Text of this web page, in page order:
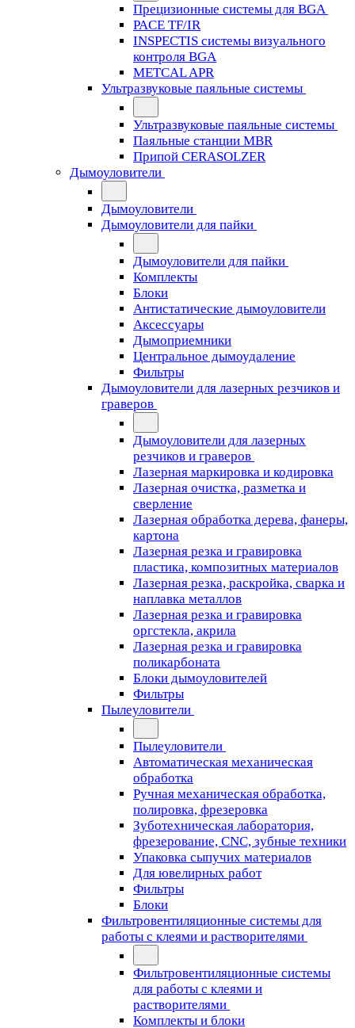
Прецизионные системы для BGA
PACE TF/IR
INSPECTIS системы визуального
контроля BGA
METCAL APR
Ультразвуковые паяльные системы
Ультразвуковые паяльные системы
Паяльные станции MBR
Припой CERASOLZER
Дымоуловители
Дымоуловители
Дымоуловители для пайки
Дымоуловители для пайки
Комплекты
Блоки
Антистатические дымоуловители
Аксессуары
Дымоприемники
Центральное дымоудаление
Фильтры
Дымоуловители для лазерных резчиков и
граверов
Дымоуловители для лазерных
резчиков и граверов
Лазерная маркировка и кодировка
Лазерная очистка, разметка и
сверление
Лазерная обработка дерева, фанеры,
картона
Лазерная резка и гравировка
пластика, композитных материалов
Лазерная резка, раскройка, сварка и
наплавка металлов
Лазерная резка и гравировка
оргстекла, акрила
Лазерная резка и гравировка
поликарбоната
Блоки дымоуловителей
Фильтры
Пылеуловители
Пылеуловители
Автоматическая механическая
обработка
Ручная механическая обработка,
полировка, фрезеровка
Зуботехническая лаборатория,
фрезерование, CNC, зубные техники
Упаковка сыпучих материалов
Для ювелирных работ
Фильтры
Блоки
Фильтровентиляционные системы для
работы с клеями и растворителями
Фильтровентиляционные системы
для работы с клеями и
растворителями
Комплекты и блоки